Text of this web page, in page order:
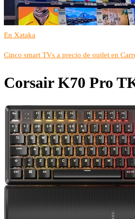
En Xataka
Cinco smart TVs a precio de outlet en
Corsair K70 Pro